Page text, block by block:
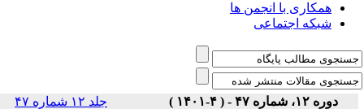
انجمن ها
جلد ۱۲ شماره ۴۷